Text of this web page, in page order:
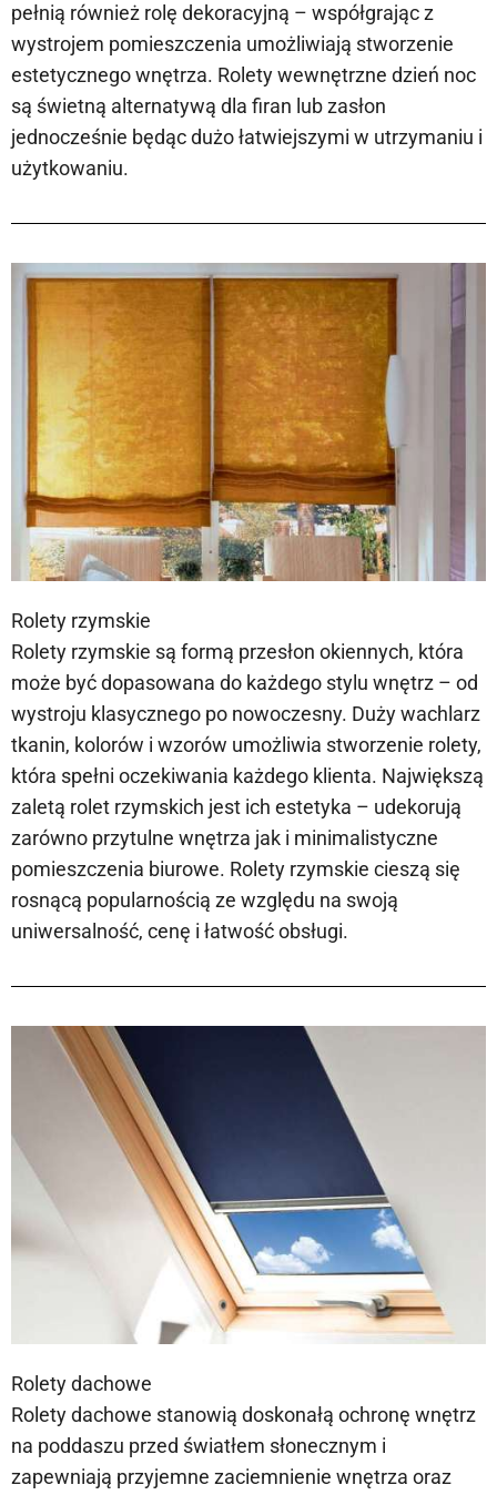
pełnią również rolę dekoracyjną – współgrając z
wystrojem pomieszczenia umożliwiają stworzenie
estetycznego wnętrza. Rolety wewnętrzne dzień noc
są świetną alternatywą dla firan lub zasłon
jednocześnie będąc dużo łatwiejszymi w utrzymaniu i
użytkowaniu.
Rolety rzymskie
Rolety rzymskie są formą przesłon okiennych, która
może być dopasowana do każdego stylu wnętrz – od
wystroju klasycznego po nowoczesny. Duży wachlarz
tkanin, kolorów i wzorów umożliwia stworzenie rolety,
która spełni oczekiwania każdego klienta. Największą
zaletą rolet rzymskich jest ich estetyka – udekorują
zarówno przytulne wnętrza jak i minimalistyczne
pomieszczenia biurowe. Rolety rzymskie cieszą się
rosnącą popularnością ze względu na swoją
uniwersalność, cenę i łatwość obsługi.
Rolety dachowe
Rolety dachowe stanowią doskonałą ochronę wnętrz
na poddaszu przed światłem słonecznym i
zapewniają przyjemne zaciemnienie wnętrza oraz